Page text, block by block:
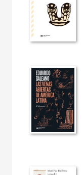
MATERIAS
Actual
América
Arqueología
Contemporánea
España
Europa